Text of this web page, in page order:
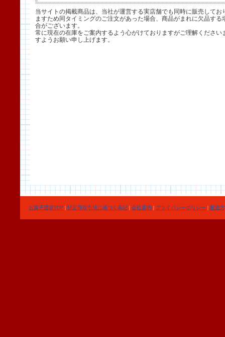
当サイトの掲載商品は、当社が運営する実店舗でも同時に販売してお
ますため同タイミングのご注文があった場合、商品がまれに欠品する
合がございます。
常に現在の在庫をご案内するよう心がけておりますがご理解ください
すようお願い申し上げます。
お菓子通販TOP | 特定商取引法に基づく表記 | 会社案内 | プライバシーポリシー | 配送